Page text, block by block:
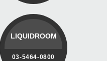
LIQUIDROOM
03-5464-0800